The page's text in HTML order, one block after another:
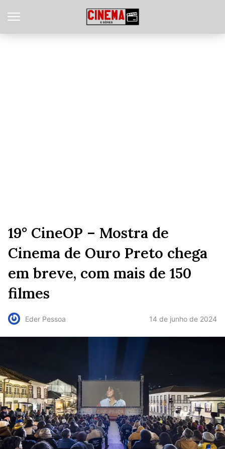
19° CineOP – Mostra de
Cinema de Ouro Preto chega
em breve, com mais de 150
filmes
Eder Pessoa 14 de junho de 2024